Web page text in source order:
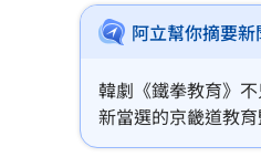
台股收復
他見搶案挺
阿立幫你摘要
韓劇《鐵拳教育》
新當選的京畿道教
一系列教師保護措